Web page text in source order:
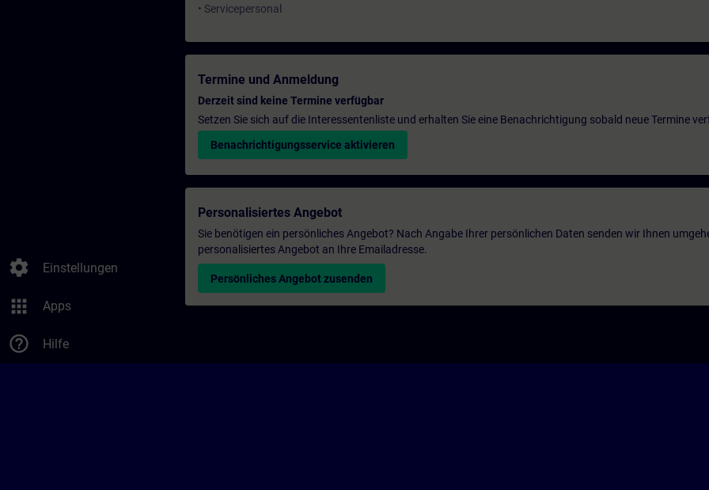
settings Einstellungen
apps Apps
help_outline Hilfe
• Servicepersonal
Termine und Anmeldung
Derzeit sind keine Termine verfügbar
Setzen Sie sich auf die Interessentenliste und erhalten Sie eine Benachrichtigung sobald neue Termine
Benachrichtigungsservice aktivieren
Personalisiertes Angebot
Sie benötigen ein persönliches Angebot? Nach Angabe Ihrer persönlichen Daten senden wir Ihnen
personalisiertes Angebot an Ihre Emailadresse.
Persönliches Angebot zusenden